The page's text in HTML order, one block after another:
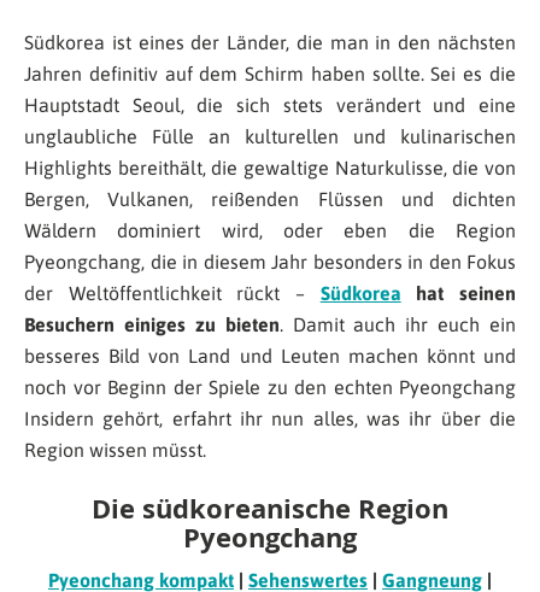
Südkorea ist eines der Länder, die man in den nächsten
Jahren definitiv auf dem Schirm haben sollte. Sei es die
Hauptstadt Seoul, die sich stets verändert und eine
unglaubliche Fülle an kulturellen und kulinarischen
Highlights bereithält, die gewaltige Naturkulisse, die von
Bergen, Vulkanen, reißenden Flüssen und dichten
Wäldern dominiert wird, oder eben die Region
Pyeongchang, die in diesem Jahr besonders in den Fokus
der Weltöffentlichkeit rückt – Südkorea hat seinen
Besuchern einiges zu bieten. Damit auch ihr euch ein
besseres Bild von Land und Leuten machen könnt und
noch vor Beginn der Spiele zu den echten Pyeongchang
Insidern gehört, erfahrt ihr nun alles, was ihr über die
Region wissen müsst.
Die südkoreanische Region
Pyeongchang
Pyeonchang kompakt | Sehenswertes | Gangneung |